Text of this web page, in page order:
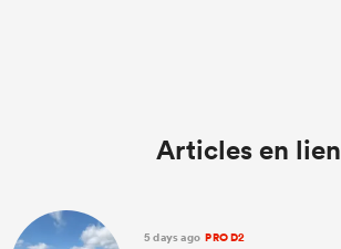
Articles en lien
5 days ago PRO D2